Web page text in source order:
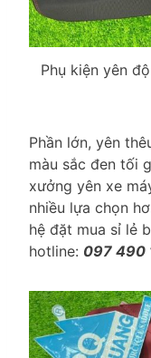
Phụ kiện yên
Phần lớn, yên
màu sắc đen tối
xưởng yên xe
nhiều lựa chọn
hệ đặt mua sỉ lẻ
hotline: 097 490